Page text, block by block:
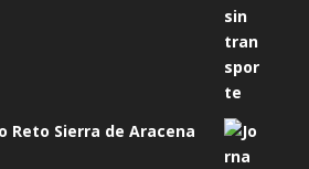
Reto Sierra de Aracena